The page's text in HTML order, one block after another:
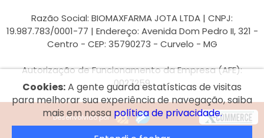
Razão Social: BIOMAXFARMA JOTA LTDA | CNPJ:
19.987.783/0001-77 | Endereço: Avenida Dom Pedro II, 321 -
Centro - CEP: 35790273 - Curvelo - MG
Autorização de Funcionamento da Empresa (AFE):
0027259
Cookies:A gente guarda estatísticas de visitas
para melhorar sua experiência de navegação, saiba
mais em nossa política de privacidade.
Desenvolvido por